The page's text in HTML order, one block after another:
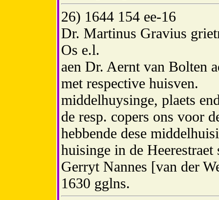
26) 1644 154 ee-16
Dr. Martinus Gravius
Os e.l.
aen Dr. Aernt van Bolten
met respective huisven.
middelhuysinge, plaets
de resp. copers ons voor
hebbende dese
huisinge in de Heerestraet
Gerryt Nannes [van der
1630 gglns.